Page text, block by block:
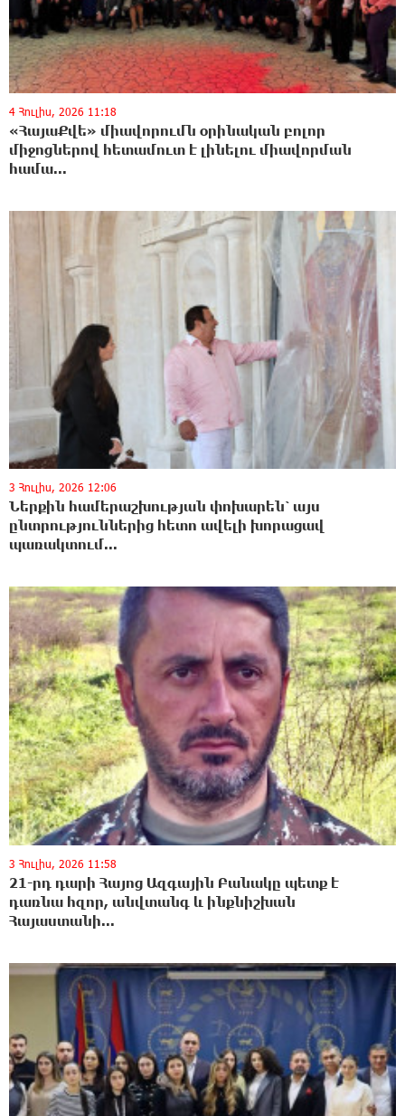
4 Հուլիս, 2026 11:18
«ՀայաՔվե» միավորումն օրինական բոլոր
միջոցներով հետամուտ է լինելու միավորման
համա...
3 Հուլիս, 2026 12:06
Ներքին համերաշխության փոխարեն՝ այս
ընտրություններից հետո ավելի խորացավ
պառակտում...
3 Հուլիս, 2026 11:58
21-րդ դարի Հայոց Ազգային Բանակը պետք է
դառնա հզոր, անվտանգ և ինքնիշխան
Հայաստանի...